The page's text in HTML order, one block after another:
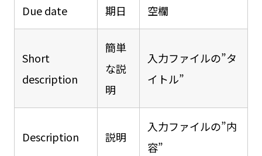
Due date 期日 空欄
Short
description
簡単
な説
明
入力ファイルの”タ
イトル”
Description 説明
入力ファイルの”内
容”